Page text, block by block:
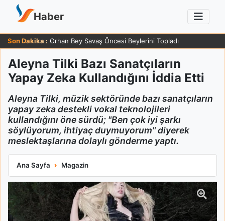
Haber
Son Dakika : Orhan Bey Savaş Öncesi Beylerini Topladı
Aleyna Tilki Bazı Sanatçıların
Yapay Zeka Kullandığını İddia Etti
Aleyna Tilki, müzik sektöründe bazı sanatçıların
yapay zeka destekli vokal teknolojileri
kullandığını öne sürdü; "Ben çok iyi şarkı
söylüyorum, ihtiyaç duymuyorum" diyerek
meslektaşlarına dolaylı gönderme yaptı.
Ana Sayfa Magazin
Aleyna Tilki Bazı Sanatçıların Yapay Zeka Kullandığını İddia Etti